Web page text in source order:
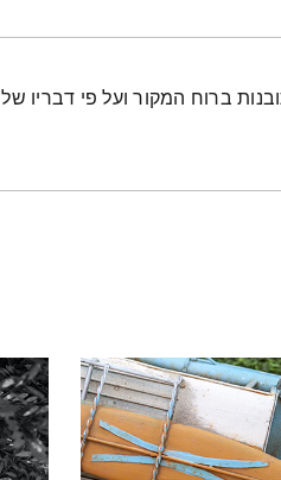
ברוח המקור ועל פי דבריו